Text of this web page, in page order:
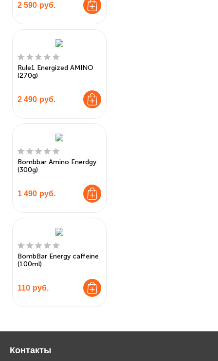
2 590 руб.
Rule1 Energized AMINO
(270g)
2 490 руб.
Bombbar Amino Enerdgy
(300g)
1 490 руб.
BombBar Energy caffeine
(100ml)
110 руб.
Контакты